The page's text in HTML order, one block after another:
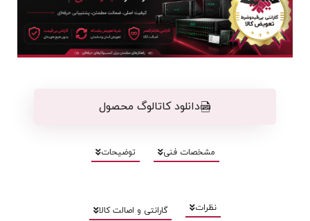
دانلود کاتالوگ محصول
مشخصات فنی توضیحات
نظرات گارانتی و اصالت کالا